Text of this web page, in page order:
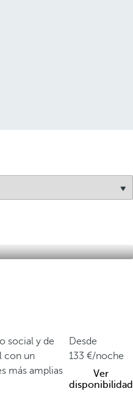
social y de
con un
más amplias
Desde
133
/noche
Ver
disponibilidad